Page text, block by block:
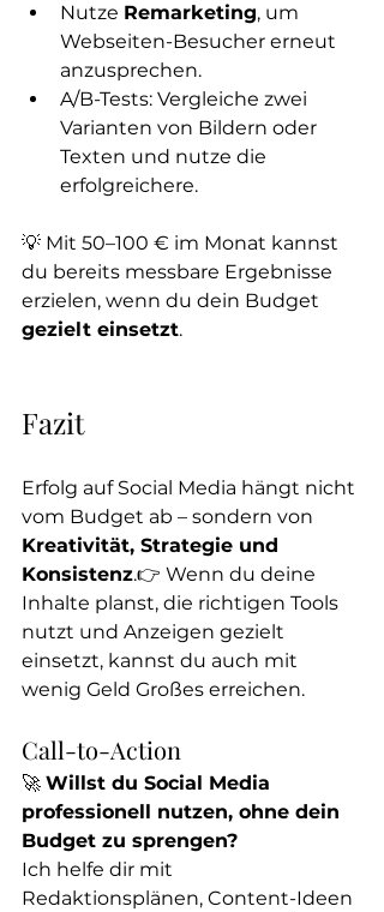
Nutze Remarketing, um
Webseiten-Besucher erneut
anzusprechen.
A/B-Tests: Vergleiche zwei
Varianten von Bildern oder
Texten und nutze die
erfolgreichere.
💡 Mit 50–100 € im Monat kannst
du bereits messbare Ergebnisse
erzielen, wenn du dein Budget
gezielt einsetzt.
Fazit
Erfolg auf Social Media hängt nicht
vom Budget ab – sondern von
Kreativität, Strategie und
Konsistenz.👉 Wenn du deine
Inhalte planst, die richtigen Tools
nutzt und Anzeigen gezielt
einsetzt, kannst du auch mit
wenig Geld Großes erreichen.
Call-to-Action
🚀 Willst du Social Media
professionell nutzen, ohne dein
Budget zu sprengen?
Ich helfe dir mit
Redaktionsplänen, Content-Ideen